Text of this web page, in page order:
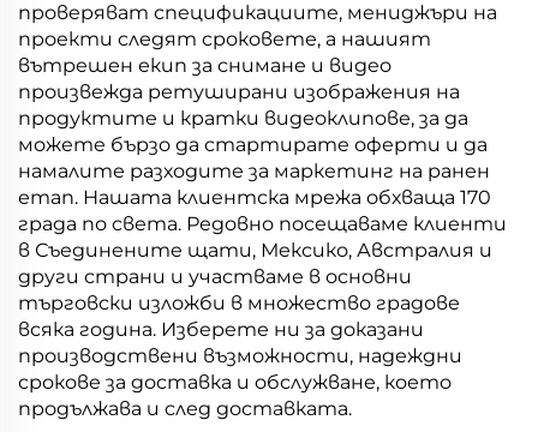
проверяват спецификациите, мениджъри на
проекти следят сроковете, а нашият
вътрешен екип за снимане и видео
произвежда ретуширани изображения на
продуктите и кратки видеоклипове, за да
можете бързо да стартирате оферти и да
намалите разходите за маркетинг на ранен
етап. Нашата клиентска мрежа обхваща 170
града по света. Редовно посещаваме клиенти
в Съединените щати, Мексико, Австралия и
други страни и участваме в основни
търговски изложби в множество градове
всяка година. Изберете ни за доказани
производствени възможности, надеждни
срокове за доставка и обслужване, което
продължава и след доставката.